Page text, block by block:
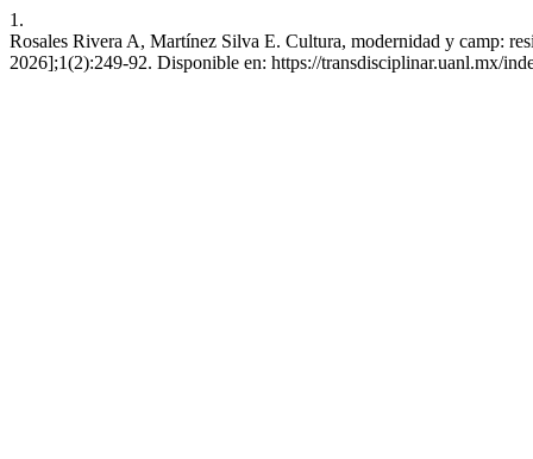
1.
Rosales Rivera A, Martínez Silva E. Cultura, modernidad y camp:
2026];1(2):249-92. Disponible en: https://transdisciplinar.uanl.mx/